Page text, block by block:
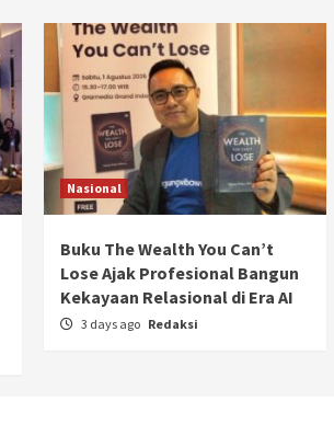
Nasional
Buku The Wealth You Can’t
Lose Ajak Profesional Bangun
Kekayaan Relasional di Era AI
3 days ago Redaksi
2
JAK